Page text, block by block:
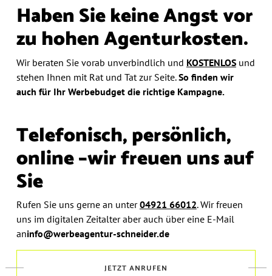
Haben Sie keine Angst vor
zu hohen Agenturkosten.
Wir beraten Sie vorab unverbindlich und KOSTENLOSund
stehen Ihnen mit Rat und Tat zur Seite.So finden wir
auch für Ihr Werbebudget die richtige Kampagne.
Telefonisch, persönlich,
online –wir freuen uns auf
Sie
Rufen Sie uns gerne an unter04921 66012.Wir freuen
uns im digitalen Zeitalter aber auch über eine E-Mail
aninfo@werbeagentur-schneider.de
JETZT ANRUFEN